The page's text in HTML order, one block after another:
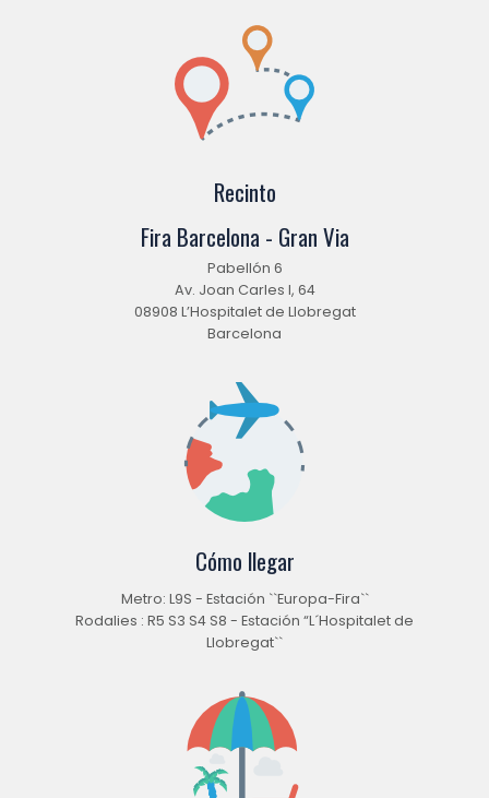
Recinto
Fira Barcelona - Gran Via
Pabellón 6
Av. Joan Carles I, 64
08908 L’Hospitalet de Llobregat
Barcelona
Cómo llegar
Metro: L9S - Estación ``Europa-Fira``
Rodalies : R5 S3 S4 S8 - Estación “L´Hospitalet de
Llobregat``